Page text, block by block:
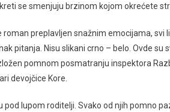
se smenjuju brzinom kojom okrećete
roman preplavljen snažnim emocijama, svi
pitanja. Nisu slikani crno – belo. Ovde su
pomnom posmatranju inspektora
devojčice Kore.
pod lupom roditelji. Svako od njih pomno